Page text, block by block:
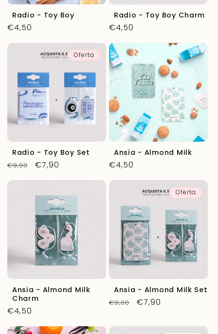
Radio - Toy Boy
Precio
€4,50
Radio - Toy Boy Charm
Precio
€4,50
Oferta
Radio - Toy Boy Set
Precio
€9,00
Precio
€7,90
Ansia - Almond Milk
Precio
€4,50
Ansia - Almond Milk
Charm
Precio
€4,50
Oferta
Ansia - Almond Milk Set
Precio
€9,00
Precio
oferta
€7,90